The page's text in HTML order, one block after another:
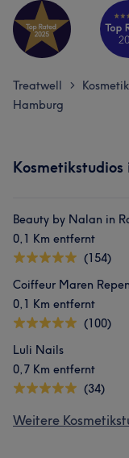
Treatwell >
Hamburg
Beauty by Nalan in
0,1 Km entfernt
(154)
Coiffeur Maren
0,1 Km entfernt
(100)
Luli Nails
0,7 Km entfernt
(34)
Weitere